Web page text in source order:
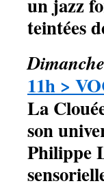
teintées
11h >
La
son
Philippe